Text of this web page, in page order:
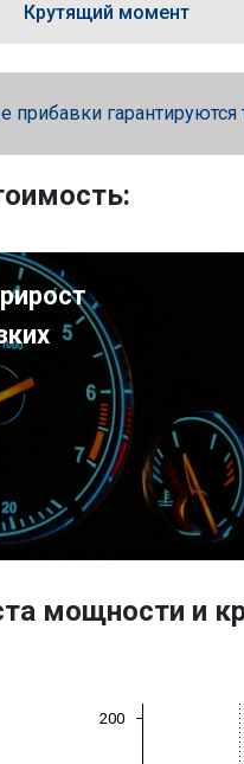
Крутящий момент
прибавки
мощности и
200